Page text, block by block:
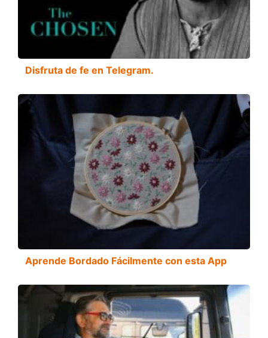
Disfruta de fe en Telegram.
Aprende Bordado Fácilmente con esta App